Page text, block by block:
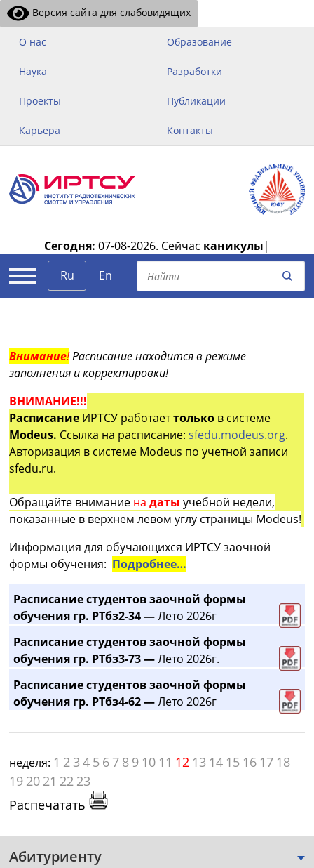
Версия сайта для слабовидящих
О нас Образование
Наука Разработки
Проекты Публикации
Карьера Контакты
Сегодня: 07-08-2026. Сейчас каникулы |
Ru
En
Внимание!Расписание находится в режиме
заполнения и корректировки!
ВНИМАНИЕ!!!
Расписание ИРТСУ работаеттолько в системе
Modeus. Ссылка на расписание:sfedu.modeus.org.
Авторизация в системе Modeus по учетной записи
sfedu.ru.
Обращайте внимание на датыучебной недели,
показанные в верхнем левом углу страницы Modeus!
Информация для обучающихся ИРТСУ заочной
формы обучения: Подробнее…
Расписание студентов заочной формы
обучения гр. РТбз2-34 —Лето 2026г
Расписание студентов заочной формы
обучения гр. РТбз3-73 —Лето 2026г.
Расписание студентов заочной формы
обучения гр. РТбз4-62 —Лето 2026г
неделя: 1 2 3 4 5 6 7 8 9 10 11 12 13 14 15 16 17 18
19 20 21 22 23
Распечатать
Абитуриенту